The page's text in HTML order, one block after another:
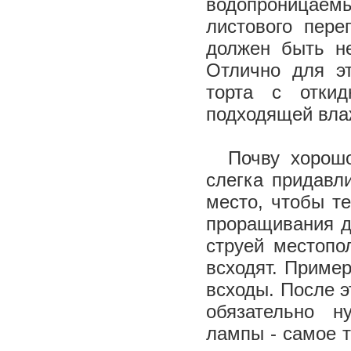
листового
должен быть
Отлично для
торта с
подходящей
Почву
слегка
место, чтобы
проращивания
струей
всходят.
всходы. После
обязательно
лампы - самое